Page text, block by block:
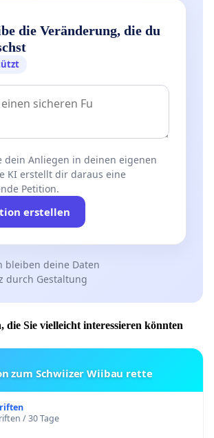
die Veränderung, die du
dein Anliegen in deinen eigenen
KI erstellt dir daraus eine
Petition.
erstellen
bleiben deine Daten
durch Gestaltung
die Sie vielleicht interessieren könnten
zum Schwiizer Wiibau rette
/ 30 Tage